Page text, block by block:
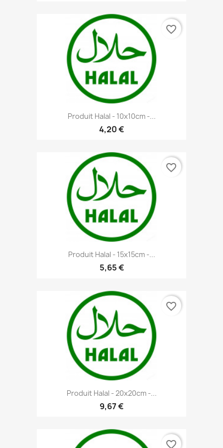
Produit Halal - 10x10cm -...
4,20 €
favorite_border
Produit Halal - 15x15cm -...
5,65 €
favorite_border
Produit Halal - 20x20cm -...
9,67 €
favorite_border
favorite_border